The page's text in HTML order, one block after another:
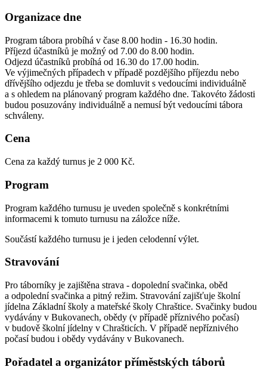
Organizace dne
Program tábora probíhá v čase 8.00 hodin - 16.30 hodin.
Příjezd účastníků je možný od 7.00 do 8.00 hodin.
Odjezd účastníků probíhá od 16.30 do 17.00 hodin.
Ve výjimečných případech v případě pozdějšího příjezdu nebo
dřívějšího odjezdu je třeba se domluvit s vedoucími individuálně
a s ohledem na plánovaný program každého dne. Takovéto žádosti
budou posuzovány individuálně a nemusí být vedoucími tábora
schváleny.
Cena
Cena za každý turnus je 2 000 Kč.
Program
Program každého turnusu je uveden společně s konkrétními
informacemi k tomuto turnusu na záložce níže.
Součástí každého turnusu je i jeden celodenní výlet.
Stravování
Pro táborníky je zajištěna strava - dopolední svačinka, oběd
a odpolední svačinka a pitný režim. Stravování zajišťuje školní
jídelna Základní školy a mateřské školy Chraštice. Svačinky budou
vydávány v Bukovanech, obědy (v případě příznivého počasí)
v budově školní jídelny v Chrašticích. V případě nepříznivého
počasí budou i obědy vydávány v Bukovanech.
Pořadatel a organizátor příměstských táborů